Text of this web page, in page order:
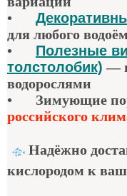
•
для любого
•
Полезные
толстолобик) —
водорослями
•
Зимующие
российского
Надёжно
кислородом к